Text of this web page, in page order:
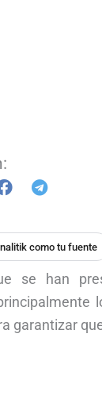
como tu fuente
se han
garantizar